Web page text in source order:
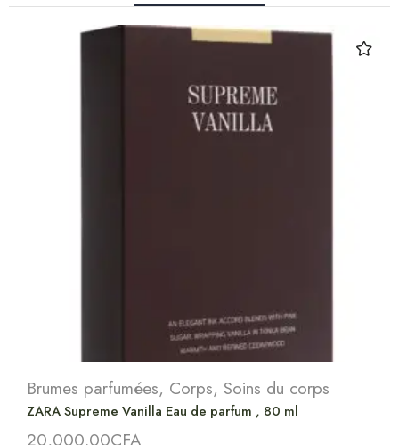
Brumes parfumées, Corps, Soins du corps
ZARA Supreme Vanilla Eau de parfum , 80 ml